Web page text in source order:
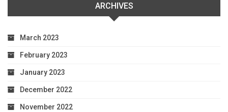
ARCHIVES
March 2023
February 2023
January 2023
December 2022
November 2022